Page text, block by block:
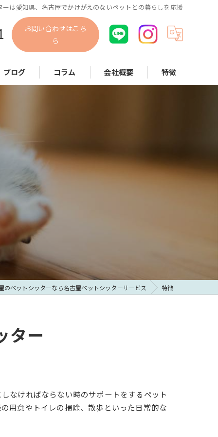
ーは愛知県、名古屋でかけがえのないペットとの暮らしを応援
お問い合わせはこち
ら
ブログ コラム 会社概要 特徴
散歩代行
のペットシッターなら名古屋ペットシッターサービス 特徴
ター
なければならない時のサポートをするペット
用意やトイレの掃除、散歩といった日常的な